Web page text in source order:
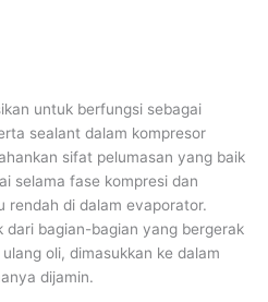
untuk berfungsi sebagai
sealant dalam kompresor
sifat pelumasan yang baik
selama fase kompresi dan
rendah di dalam evaporator.
dari bagian-bagian yang bergerak
oli, dimasukkan ke dalam
dijamin.